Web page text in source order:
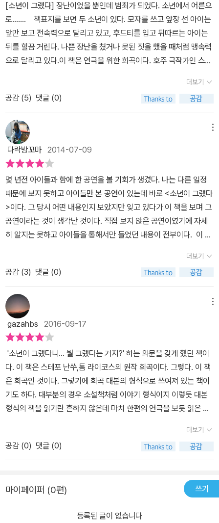
을 향해 달려가지 않고, 엉뚱하게도 생애 자체를 자기 책임의 몫으로
돌이켜야 한다는 선고가 되어 되돌아왔다. 마지막 장면에서 소년이
마주친, “화를 내지도 울지도 않는” 상처받은 자의 눈빛이야말로 어
쩌면 자신도 모르게 던진 돌멩이가 낸 상처에서 울리는 내면의 음성
일지도 모른다. 귀를 막은 손을 떼어 낼 때, 소년은 자기가 외면한, 그
토록 부정했던 어른의 모습을 극복할 수 있을지도 모른다. - ‘작품 해
설’에서
[소년이 그랬다] 장난이었을 뿐인데 범죄가 되었다. 소년에서 어른으
로……. 책표지를 보면 두 소년이 있다. 모자를 쓰고 앞장 선 아이는
앞만 보고 전속력으로 달리고 있고, 후드티를 입고 뒤따르는 아이는
뒤를 힐끔 거린다. 나쁜 장난을 쳤거나 못된 짓을 했을 때처럼 맹속력
으로 달리고 있다.이 책은 연극을 위한 희곡이다. 호주 극작가인 스테
등장인물은 4명이지만 배우는 2명이다. 중학교 2학년인 민재이
면서 동시에 29세 형사 광해를 맡은 배우, 중학교 3학년인 상식의 역
과 42세 형사인 정도의 역을 맡는 배우, 이렇게 딱 2명의 배우만 존
재한다. 형사들 이름이 광해군, 정도전에서 빌려온 듯해서 웃음이 난
다. 광해, 정도라니……. 소년의 역할과 성인의 역할을 동시에 하려면
의상을 비롯한 분장의 변화는 물론, 목소리와 행동의 변화가 있어야
공감이 갈 텐데……. 아이들의 장난엔 별 이유가 없다. 그저 심심해서
그랬다고 한다. 하지만 사람이 죽는 장난이라면 어떻게 이해해야 할
까. 무심코 던진 돌멩이에 한 집안의 가장이 죽게 된다면 어떻게 이해
할 수 있을까. 상식과 민재는 자신들을 괴롭히던 중국배달원을 골리
려고 엉터리 집으로 온갖 음식을 시킨다. 그것도 모자라 배달원의 스
쿠터 키를 뽑아서 노숙자에게 주면서 거짓말을 한다. 주차장에 있는
회색 차의 키라고, 그 안에 있는 컵라면, 소주, 담배, 모두 크리스마스
선물로 가지라고……. 아무것도 모르고 노숙인은 경찰의 차를 건드리
신세가 된다. 하지만 이들의 장난은 여기서 그치는 게 아니다. 한 번
해 본 장난에 재미를 느꼈던 걸까. 중국집 배달원을 괴롭히려고 다리
위에서 돌을 던지게 된다. 차 사이를 누비던 폭주족 짱깨를 맞히려다
누군가의 자동차에 떨어지게 되고 운전자는 사망하게 된다. 운전자는
차 앞 유리를 뚫고 관통한 돌에 맞아 안구가 함몰해서 죽은 것이었다.
민재는 촉법소년……. 만 13살이면 처벌 받지 않는다는 상식의 설명
에 경찰에 자수를 한다. 상식은 경찰을 피해 다니는 도망자 신세가 된
다. 이젠 예전으로 돌아갈 수 없다는 현실이 두렵기만 하다. 결국 상식
도 경찰에 붙잡히게 된다. 강압적인 형사 정도, 부드러운 수사의 달인
도- 그 동네가 다 너희 집이냐? 상세하게!광해 -거기로 왜 갔니?정
도- 누가 먼저 돌을 던지자고 한 거냐?광해- 돌은 몇 개나 가지고 올
라갔어?정도 - 목표물이 자동차였지?광해 - 처음부터 목표물을 맞힐
맞혔어? (책에서) 청소년의 충동적인 일탈, 소소한 장난이 순식간에
범죄가 되고 사회에 파장을 던진다. 만 13세 이하라면 죄가 없을까.
처벌하면 안 되는 걸까. 장난이 사건이 되고, 게임이 범죄가 된다면 사
더보기
공감 (5) 댓글 (0)
다락방꼬마 2014-07-09
몇 년전 아이들과 함에 한 공연을 볼 기회가 생겼다. 나는 다른 일정
때문에 보지 못하고 아이들만 본 공연이 있는데 바로 <소년이 그랬다
>이다. 그 당시 어떤 내용인지 보았지만 잊고 있다가 이 책을 보며 그
공연이라는 것이 생각난 것이다. 직접 보지 않은 공연이였기에 자세
히 알지는 못하고 아이들을 통해서만 들었던 내용이 전부이다. 이 책
만 아니라 등장 인물들도 민재, 상식이라는 인물들로 바뀌어 있다. 이
야기 속에 등장하는 인물은 네 명이고 두 명이서 학생과 형사 역할을
각각 맡는 것이다. 중학교 2학년의 민재와 중학교 3학년인 상식이 2
9세 형사 광해와 42세 형사 정도가 되는 것이다. 가끔 거리의 아이들
을 보면 무기력해 보일때가 있다. 요즘처럼 더운 날에는 더 그렇게 보
인다. 우리때처럼 무거운 가방을 메고 다는 것이 아님에도 아이들의
무거운 짐을 메고 가듯 어깨가 처져있고 얼굴도 어두워 보인다. 온갖
고민을 짊어진 아이들처럼 보이는 반면 어떤 아이들은 아무 생각없어
보이기도 하다. 상식이와 민재는 놀이터에서 지루한 일상속에서 자
신들만의 재미를 찾아가고 있다. 그것을 장난이라 해야할지 모르겠
다. 철없는 아이들의 장난인 것일까. 돌을 주워 고양이에게 돌을 던지
고 장난 주문전화를 걸어 음식을 주문한다. 우리들의 눈에는 조금 위
험해 보인다. 예전에 우리들이 하는 장난이라는 것은 남의 집 대문 초
인종을 누르고 심장이 터지도록 도망을 가는 것이다. 지금은 모니터
난의 경계를 넘어선 것으로 보인다. 두 아이는 우리들이 장난이라 말
할수 없는 일을 저지르고 만다. 육교 위에서 자신들을 괴롭히던 아이
더보기
공감 (3) 댓글 (0)
gazahbs 2016-09-17
'소년이 그랬다니... 뭘 그랬다는 거지?' 하는 의문을 갖게 했던 책이
다. 이 책은 스테포 난쑤,톰 라이코스의 원작 희곡이다. 그렇다. 이 책
은 희곡인 것이다. 그렇기에 희곡 대본의 형식으로 쓰여져 있는 책이
기도 하다. 대부분의 경우 소설책처럼 이야기 형식이지 이렇듯 대본
형식의 책을 읽기란 흔하지 않은데 마치 한편의 연극을 보듯 읽은 책
황에 맞게 극작가 한현주 작가가 새로이 각색한 책이다. 등장인물은
4명으로 중학교 2학년 민재와 3학년 상식, 29세의 형사 광해와 42
세의 형사 정도이다. 특이한 지문을 보자면 민재 역을 맡은 배우가 광
있는 점이다. 이외에도 무대, 음악적 배경이 자세히 소개되어 있는데
로 던진 돌에 개구리는 맞아 죽는다고... 정말 시작은 장난에 불과했
더보기
공감 (0) 댓글 (0)
마이페이퍼 (0편) 쓰기
등록된 글이 없습니다